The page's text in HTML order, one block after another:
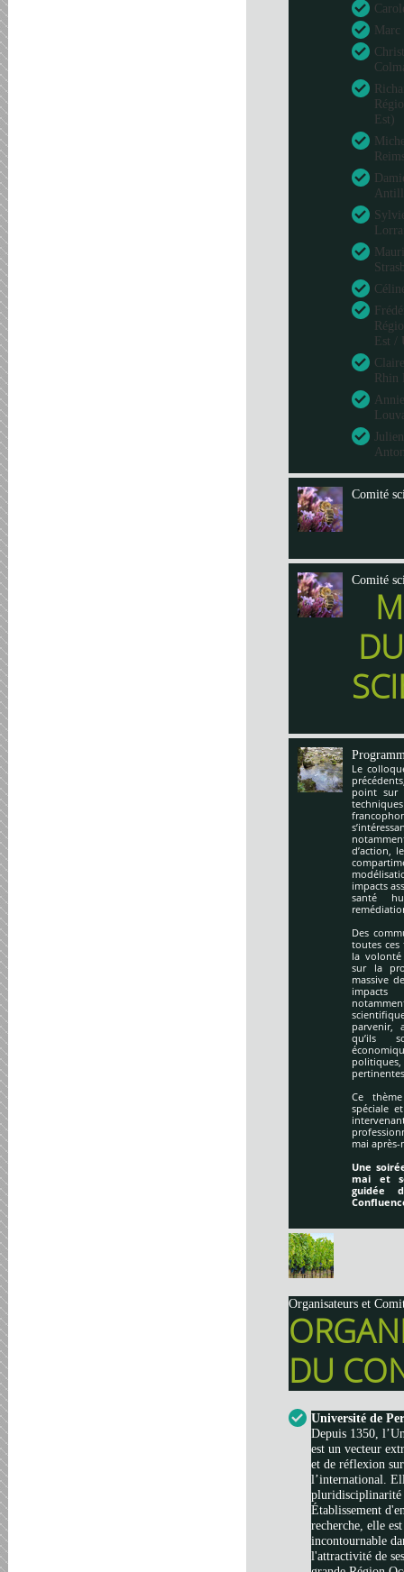
Est)
Est
Rhin
Comité
Comité
Le
point sur
d’action,
impacts
santé
Des
toutes ces
la
sur la
massive
parvenir,
qu’ils
Ce
spéciale
mai
Une
mai et
guidée
Organisateurs et
DU
Université de
Depuis 1350,
est un vecteur
et de réflexion
l’international.
pluridisciplinarité
Établissement
recherche, elle
incontournable
l'attractivité de